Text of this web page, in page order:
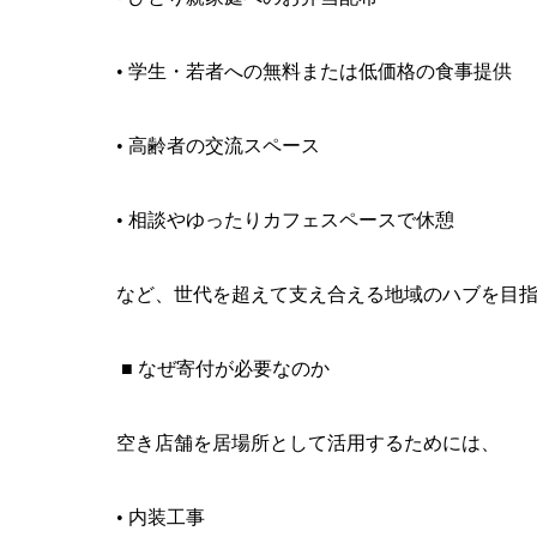
• 学生・若者への無料または低価格の食事提供
• 高齢者の交流スペース
• 相談やゆったりカフェスペースで休憩
など、世代を超えて支え合える地域のハブを目指
■ なぜ寄付が必要なのか
空き店舗を居場所として活用するためには、
• 内装工事